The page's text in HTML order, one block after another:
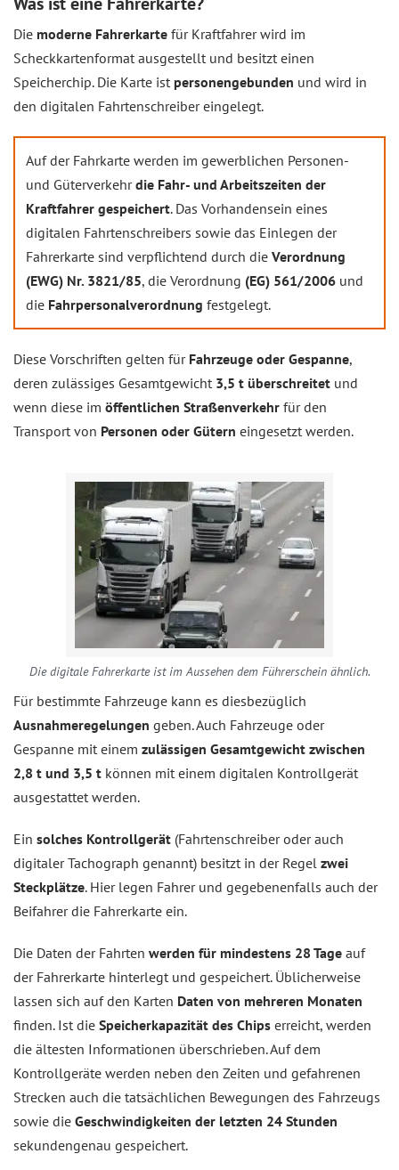
Die moderne Fahrerkarte für Kraftfahrer wird im
Scheckkartenformat ausgestellt und besitzt einen
Speicherchip. Die Karte ist personengebunden und wird in
den digitalen Fahrtenschreiber eingelegt.
Auf der Fahrkarte werden im gewerblichen Personen-
und Güterverkehrdie Fahr- und Arbeitszeiten der
Kraftfahrer gespeichert. Das Vorhandensein eines
digitalen Fahrtenschreibers sowie das Einlegen der
Fahrerkarte sind verpflichtend durch die Verordnung
(EWG) Nr. 3821/85, die Verordnung (EG) 561/2006 und
die Fahrpersonalverordnung festgelegt.
Diese Vorschriften gelten für Fahrzeuge oder Gespanne,
deren zulässiges Gesamtgewicht 3,5 t überschreitet und
wenn diese im öffentlichen Straßenverkehr für den
Transport von Personen oder Gütern eingesetzt werden.
Die digitale Fahrerkarte ist im Aussehen dem Führerschein ähnlich.
Für bestimmte Fahrzeuge kann es diesbezüglich
Ausnahmeregelungen geben. Auch Fahrzeuge oder
Gespanne mit einem zulässigen Gesamtgewicht zwischen
2,8 t und 3,5 t können mit einem digitalen Kontrollgerät
ausgestattet werden.
Ein solches Kontrollgerät (Fahrtenschreiber oder auch
digitaler Tachograph genannt) besitzt in der Regel zwei
Steckplätze. Hier legen Fahrer und gegebenenfalls auch der
Beifahrer die Fahrerkarte ein.
Die Daten der Fahrten werden für mindestens 28 Tage auf
der Fahrerkarte hinterlegt und gespeichert. Üblicherweise
lassen sich auf den Karten Daten von mehreren Monaten
finden. Ist die Speicherkapazität des Chips erreicht, werden
die ältesten Informationen überschrieben. Auf dem
Kontrollgeräte werden neben den Zeiten und gefahrenen
Strecken auch die tatsächlichen Bewegungen des Fahrzeugs
sowie die Geschwindigkeiten der letzten 24 Stunden
sekundengenau gespeichert.